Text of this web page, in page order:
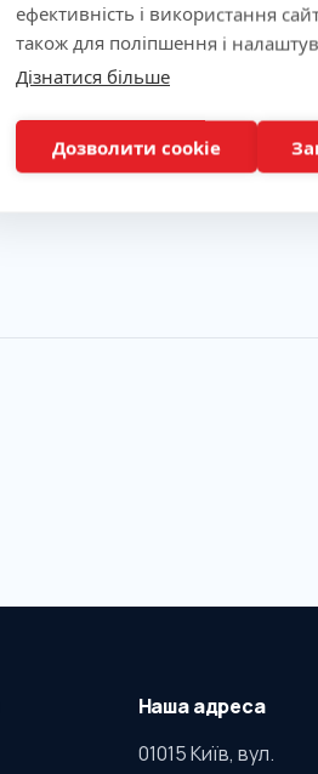
ефективність і використання
також для поліпшення і
Дізнатися більше
Дозволити cookie
Показання
Підготовка
Наша адреса
01015 Київ, вул.